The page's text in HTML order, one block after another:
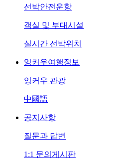
선박안전운항
객실 및 부대시설
실시간 선박위치
잉커우여행정보
잉커우 관광
中國語
공지사항
질문과 답변
1:1 문의게시판